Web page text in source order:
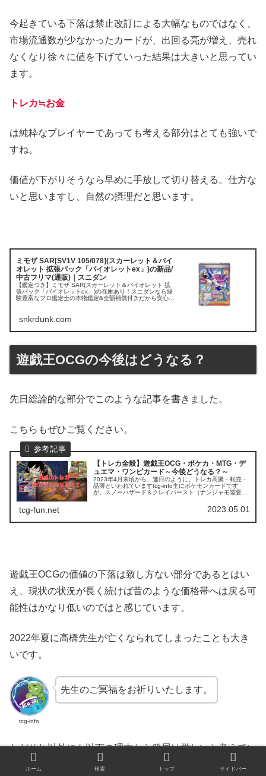
今起きている下落は禁止改訂による大幅なものではなく、
市場流通数が少なかったカードが、出回る亮が増え、売れ
なくなり徐々に値を下げていった結果は大きいと思ってい
ます。
トレカ≒お金
は純粋なプレイヤーであっても考える部分はとても強いで
すね。
価値が下がりそうなら早めに手放して切り替える。仕方な
いと思いますし、自然の摂理だと思います。
ミモザ SAR[SV1V 105/078](スカーレット＆バイ
オレット 拡張パック「バイオレットex」)の新品/
中古フリマ(通販)｜スニダン
【鑑定つき】ミモザ SAR(スカーレット＆バイオレット 拡
張パック「バイオレットex」)の在庫あり！スニダンなら経
験豊富なプロ鑑定士の本物鑑定&全額補償付きだから安心・
snkrdunk.com
遊戯王OCGの今後はどうなる？
先日総論的な部分でこのような記事を書きました。
こちらもぜひご覧ください。
【トレカ全般】遊戯王OCG・ポケカ・MTG・デ
ュエマ・ワンピカード～今後どうなる？～
2023年4月末頃から、連日のように、トレカ高騰・転売・
品薄といわれていますtcg-info主にポケモンカードです
が。スノーハザード＆クレイバースト（ナンジャモ需要）
tcg-fun.net 2023.05.01
遊戯王OCGの価値の下落は致し方ない部分であるとはい
え、現状の状況が長く続けば昔のような価格帯へは戻る可
能性はかなり低いのではと感じています。
2022年夏に高橋先生が亡くなられてしまったことも大き
いです。
tcg-info
先生のご冥福をお祈りいたします。
ただそれ以外にも以下の理由から発展は厳しいと考えてい
ます。
ホーム 検索 トップ サイドバー